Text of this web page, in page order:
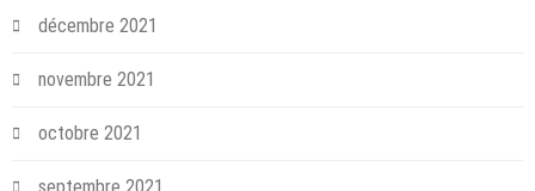
décembre 2021
novembre 2021
octobre 2021